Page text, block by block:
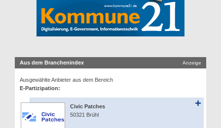
Aus dem Branchenindex Anzeige
Ausgewählte Anbieter aus dem Bereich
E-Partizipation:
Civic Patches
50321 Brühl